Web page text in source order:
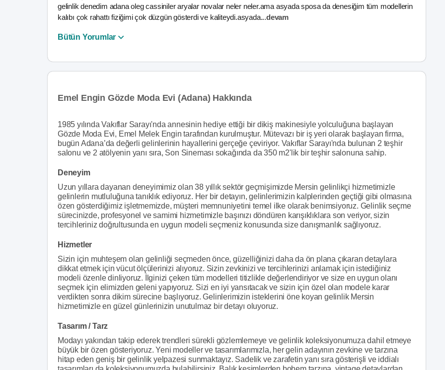
gelinlik denedim adana oleg cassiniler aryalar novalar neler neler.ama asyada sposa da denesiğim tüm modellerin
kalıbı çok rahattı fiziğimi çok düzgün gösterdi ve kaliteydi.asyada...devam
Bütün Yorumlar
Emel Engin Gözde Moda Evi (Adana) Hakkında
1985 yılında Vakıflar Sarayı'nda annesinin hediye ettiği bir dikiş makinesiyle yolculuğuna başlayan
Gözde Moda Evi, Emel Melek Engin tarafından kurulmuştur. Mütevazı bir iş yeri olarak başlayan firma,
bugün Adana’da değerli gelinlerinin hayallerini gerçeğe çeviriyor. Vakıflar Sarayı'nda bulunan 2 teşhir
salonu ve 2 atölyenin yanı sıra, Son Sineması sokağında da 350 m2'lik bir teşhir salonuna sahip.
Deneyim
Uzun yıllara dayanan deneyimimiz olan 38 yıllık sektör geçmişimizde Mersin gelinlikçi hizmetimizle
gelinlerin mutluluğuna tanıklık ediyoruz. Her bir detayın, gelinlerimizin kalplerinden geçtiği gibi olmasına
özen gösterdiğimiz işletmemizde, müşteri memnuniyetini temel ilke olarak benimsiyoruz. Gelinlik seçme
sürecinizde, profesyonel ve samimi hizmetimizle başınızı döndüren karışıklıklara son veriyor, sizin
tercihleriniz doğrultusunda en uygun modeli seçmeniz konusunda size danışmanlık sağlıyoruz.
Hizmetler
Sizin için muhteşem olan gelinliği seçmeden önce, güzelliğinizi daha da ön plana çıkaran detaylara
dikkat etmek için vücut ölçülerinizi alıyoruz. Sizin zevkinizi ve tercihlerinizi anlamak için istediğiniz
modeli özenle dinliyoruz. İlginizi çeken tüm modelleri titizlikle değerlendiriyor ve size en uygun olanı
seçmek için elimizden geleni yapıyoruz. Sizi en iyi yansıtacak ve sizin için özel olan modele karar
verdikten sonra dikim sürecine başlıyoruz. Gelinlerimizin isteklerini öne koyan gelinlik Mersin
hizmetimizle en güzel günlerinizin unutulmaz bir detayı oluyoruz.
Tasarım / Tarz
Modayı yakından takip ederek trendleri sürekli gözlemlemeye ve gelinlik koleksiyonumuza dahil etmeye
büyük bir özen gösteriyoruz. Yeni modeller ve tasarımlarımızla, her gelin adayının zevkine ve tarzına
hitap eden geniş bir gelinlik yelpazesi sunmaktayız. Sadelik ve zarafetin yanı sıra gösterişli ve iddialı